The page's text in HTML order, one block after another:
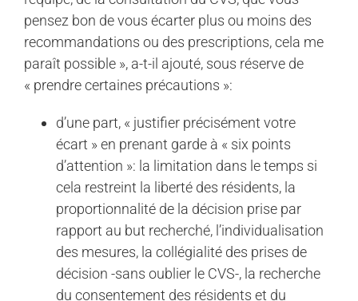
pensez bon de vous écarter plus ou moins des
recommandations ou des prescriptions, cela me
paraît possible », a-t-il ajouté, sous réserve de
« prendre certaines précautions »:
d’une part, « justifier précisément votre
écart » en prenant garde à « six points
d’attention »: la limitation dans le temps si
cela restreint la liberté des résidents, la
proportionnalité de la décision prise par
rapport au but recherché, l’individualisation
des mesures, la collégialité des prises de
décision -sans oublier le CVS-, la recherche
du consentement des résidents et du